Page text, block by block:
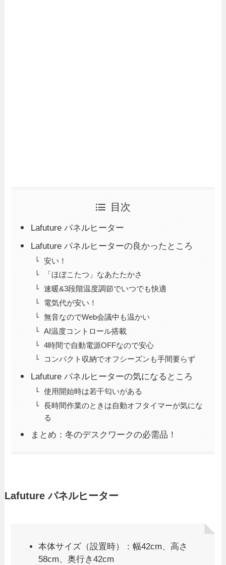
目次
Lafuture パネルヒーター
Lafuture パネルヒーターの良かったところ
安い！
「ほぼこたつ」なあたたかさ
速暖&3段階温度調節でいつでも快適
電気代が安い！
無音なのでWeb会議中も温かい
AI温度コントロール搭載
4時間で自動電源OFFなので安心
コンパクト収納でオフシーズンも手間要らず
Lafuture パネルヒーターの気になるところ
使用開始時は若干匂いがある
長時間作業のときは自動オフタイマーが気にな
る
まとめ：冬のデスクワークの必需品！
Lafuture パネルヒーター
本体サイズ（設置時）：幅42cm、高さ
58cm、奥行き42cm